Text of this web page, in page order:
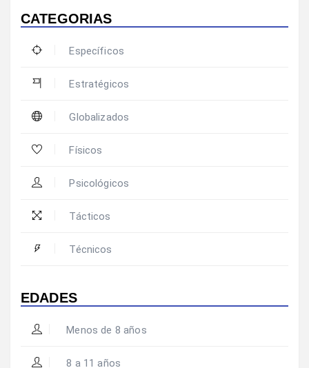
CATEGORIAS
Específicos
Estratégicos
Globalizados
Físicos
Psicológicos
Tácticos
Técnicos
EDADES
Menos de 8 años
8 a 11 años